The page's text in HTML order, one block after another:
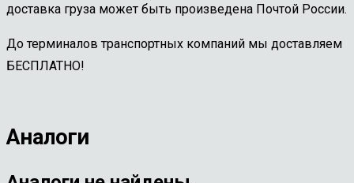
доставка груза может быть произведена Почтой России.
До терминалов транспортных компаний мы доставляем
БЕСПЛАТНО!
Аналоги